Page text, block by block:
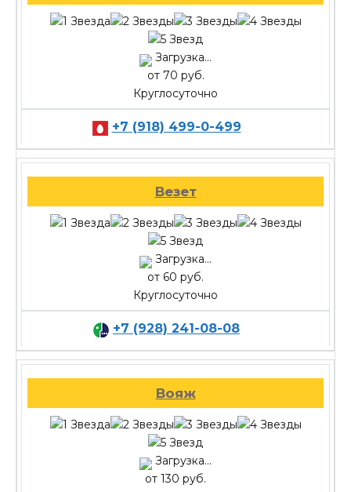
Загрузка...
от 70 руб.
Круглосуточно
+7 (918) 499-0-499
Везет
Загрузка...
от 60 руб.
Круглосуточно
+7 (928) 241-08-08
Вояж
Загрузка...
от 130 руб.